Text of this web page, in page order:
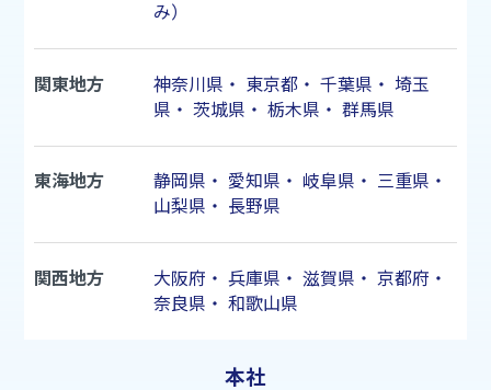
み）
関東地方 神奈川県 ・ 東京都・ 千葉県 ・ 埼玉
県 ・ 茨城県 ・ 栃木県 ・ 群馬県
東海地方 静岡県 ・ 愛知県 ・ 岐阜県 ・ 三重県 ・
山梨県 ・ 長野県
関西地方 大阪府 ・ 兵庫県 ・ 滋賀県 ・ 京都府 ・
奈良県 ・ 和歌山県
本社